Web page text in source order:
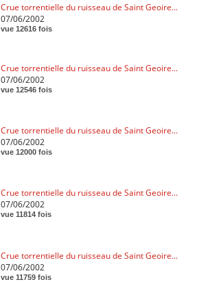
Crue torrentielle du ruisseau de Saint Geoire...
07/06/2002
vue 12616 fois
Crue torrentielle du ruisseau de Saint Geoire...
07/06/2002
vue 12546 fois
Crue torrentielle du ruisseau de Saint Geoire...
07/06/2002
vue 12000 fois
Crue torrentielle du ruisseau de Saint Geoire...
07/06/2002
vue 11814 fois
Crue torrentielle du ruisseau de Saint Geoire...
07/06/2002
vue 11759 fois